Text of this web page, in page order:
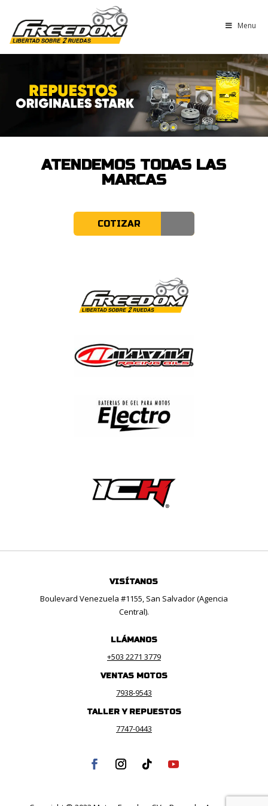
Menu
ATENDEMOS TODAS LAS
MARCAS
COTIZAR
VISÍTANOS
Boulevard Venezuela #1155, San Salvador (Agencia
Central).
LLÁMANOS
+503 2271 3779
VENTAS MOTOS
7938-9543
TALLER Y REPUESTOS
7747-0443